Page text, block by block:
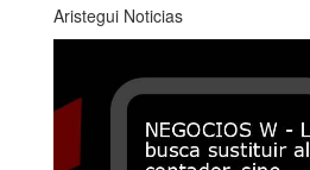
Aristegui Noticias